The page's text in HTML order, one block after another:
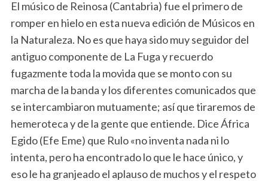
El músico de Reinosa (Cantabria) fue el primero de
romper en hielo en esta nueva edición de Músicos en
la Naturaleza. No es que haya sido muy seguidor del
antiguo componente de La Fuga y recuerdo
fugazmente toda la movida que se monto con su
marcha de la banda y los diferentes comunicados que
se intercambiaron mutuamente; así que tiraremos de
hemeroteca y de la gente que entiende. Dice África
Egido (Efe Eme) que Rulo «no inventa nada ni lo
intenta, pero ha encontrado lo que le hace único, y
eso le ha granjeado el aplauso de muchos y el respeto